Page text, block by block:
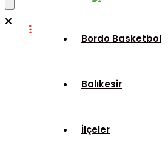
Bordo Basketbol
Balıkesir
İlçeler